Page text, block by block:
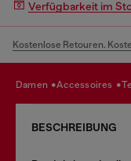
Verfügbarkeit im
Kostenlose Retouren.
damen accessoires
BESCHREIBUNG